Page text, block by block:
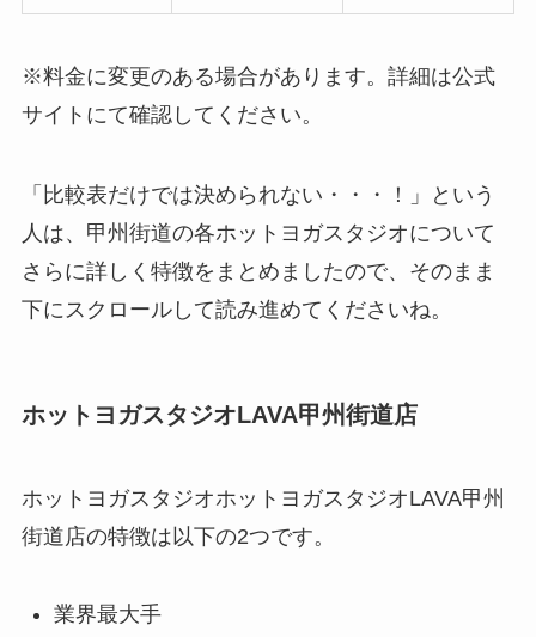
※料金に変更のある場合があります。詳細は公式
サイトにて確認してください。
「比較表だけでは決められない・・・！」という
人は、甲州街道の各ホットヨガスタジオについて
さらに詳しく特徴をまとめましたので、そのまま
下にスクロールして読み進めてくださいね。
ホットヨガスタジオLAVA甲州街道店
ホットヨガスタジオホットヨガスタジオLAVA甲州
街道店の特徴は以下の2つです。
業界最大手